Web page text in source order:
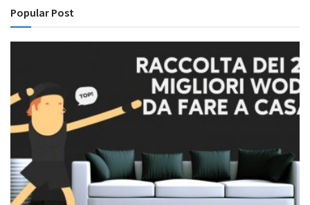
Popular Post